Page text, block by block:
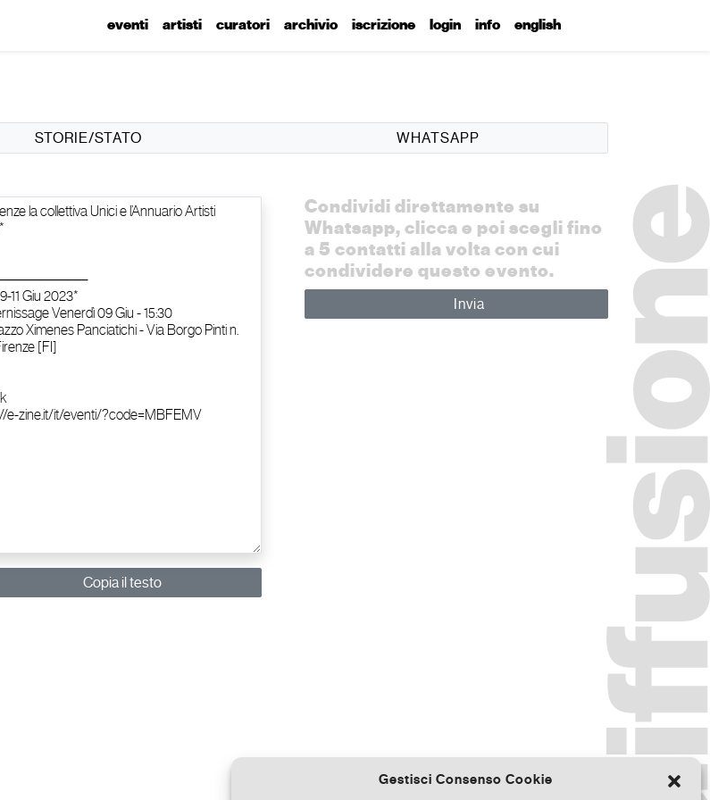
Gestisci Consenso Cookie
eventi artisti curatori archivio iscrizione login info english
STORIE/STATO WHATSAPP
Copia il testo
Condividi direttamente su
Whatsapp, clicca e poi scegli fino
a 5 contatti alla volta con cui
condividere questo evento.
Invia